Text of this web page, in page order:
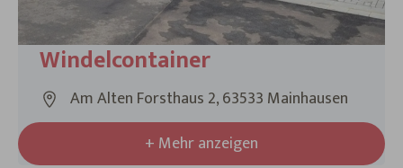
Windelcontainer
Am Alten Forsthaus 2, 63533 Mainhausen
+ Mehr anzeigen